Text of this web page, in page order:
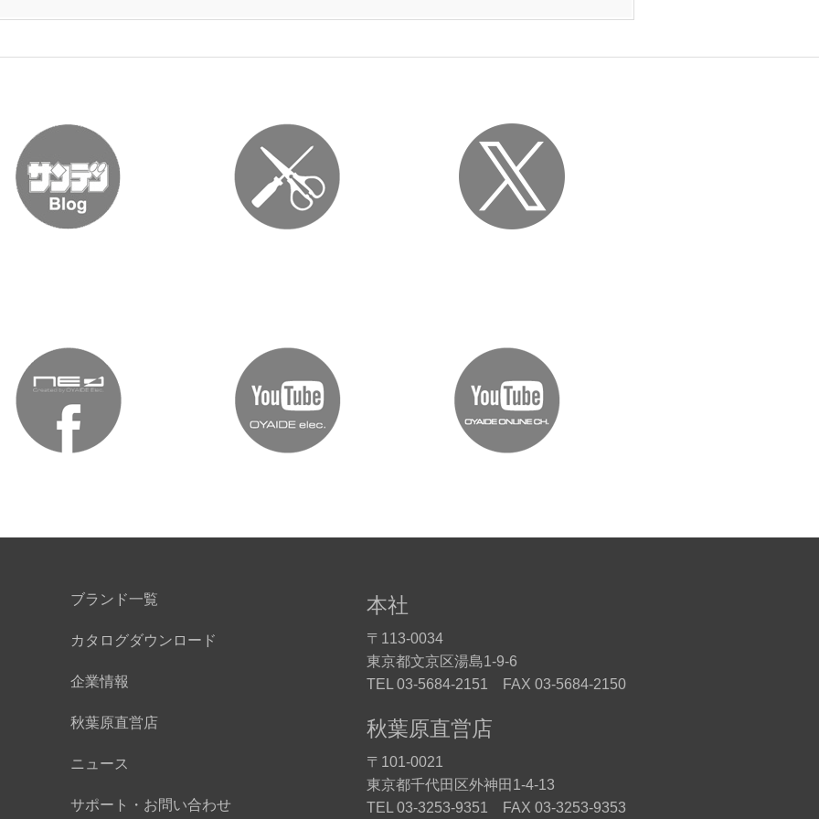
ブランド一覧
カタログダウンロード
企業情報
秋葉原直営店
ニュース
サポート・お問い合わせ
本社
〒113-0034
東京都文京区湯島1-9-6
TEL 03-5684-2151 FAX 03-5684-2150
秋葉原直営店
〒101-0021
東京都千代田区外神田1-4-13
TEL 03-3253-9351 FAX 03-3253-9353